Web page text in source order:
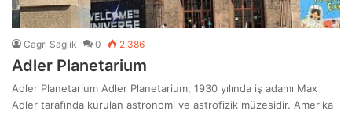
Cagri Saglik 0 2.386
Adler Planetarium
Adler Planetarium Adler Planetarium, 1930 yılında iş adamı Max
Adler tarafında kurulan astronomi ve astrofizik müzesidir. Amerika